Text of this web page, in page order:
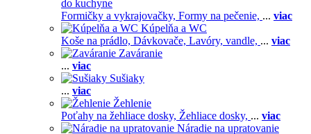
do kuchyne
Formičky a vykrajovačky, Formy na pečenie, ... viac
Kúpelňa a WC
Koše na prádlo, Dávkovače, Lavóry, vandle, ... viac
Zaváranie
... viac
Sušiaky
... viac
Žehlenie
Poťahy na žehliace dosky, Žehliace dosky, ... viac
Náradie na upratovanie